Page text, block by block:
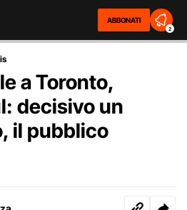
ABBONATI
2
a Toronto,
decisivo un
il pubblico